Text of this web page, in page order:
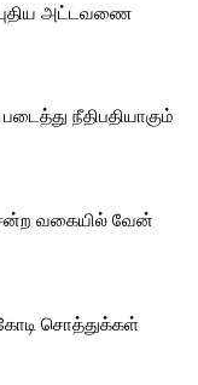
அட்டவணை
நீதிபதியாகும்
வகையில் வேன்
சொத்துக்கள்